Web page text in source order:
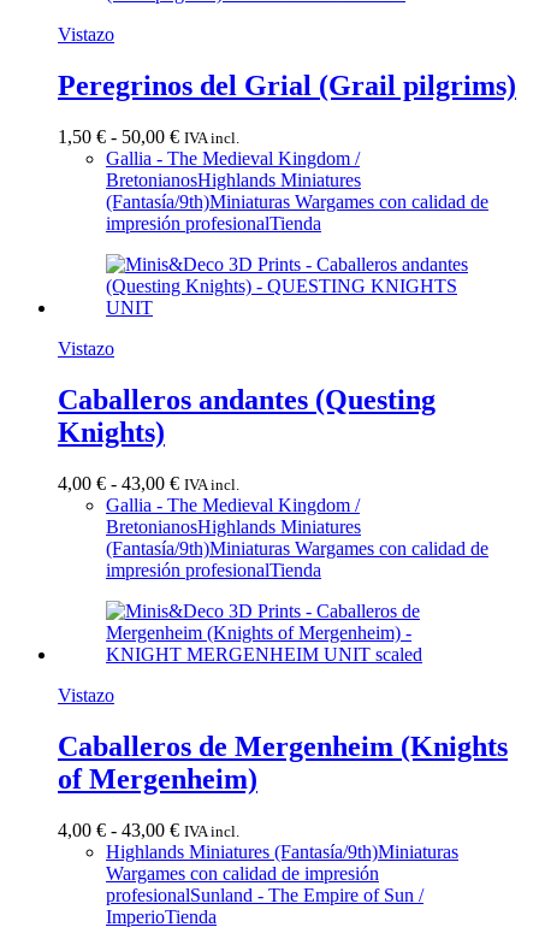
Vistazo
Peregrinos del Grial (Grail pilgrims)
1,50 € - 50,00 €Rango
de
precios:
desde
1,50 €
50,00 €
IVA incl.
Gallia - The Medieval Kingdom /
BretonianosHighlands Miniatures
(Fantasía/9th)Miniaturas Wargames con calidad de
impresión profesionalTienda
Vistazo
Caballeros andantes (Questing
Knights)
4,00 € - 43,00 €Rango
de
precios:
desde
4,00 €
43,00 €
IVA incl.
Gallia - The Medieval Kingdom /
BretonianosHighlands Miniatures
(Fantasía/9th)Miniaturas Wargames con calidad de
impresión profesionalTienda
Vistazo
Caballeros de Mergenheim (Knights
of Mergenheim)
4,00 € - 43,00 €Rango
de
precios:
desde
4,00 €
IVA incl.
Highlands Miniatures (Fantasía/9th)Miniaturas
Wargames con calidad de impresión
profesionalSunland - The Empire of Sun /
ImperioTienda